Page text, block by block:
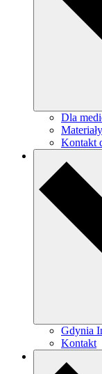
Dla
Kontakt
Gdynia
Kontakt